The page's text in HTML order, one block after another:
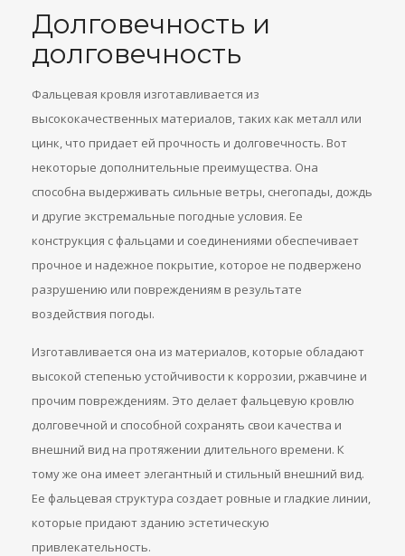
Долговечность и
долговечность
Фальцевая кровля изготавливается из
высококачественных материалов, таких как металл или
цинк, что придает ей прочность и долговечность. Вот
некоторые дополнительные преимущества. Она
способна выдерживать сильные ветры, снегопады, дождь
и другие экстремальные погодные условия. Ее
конструкция с фальцами и соединениями обеспечивает
прочное и надежное покрытие, которое не подвержено
разрушению или повреждениям в результате
воздействия погоды.
Изготавливается она из материалов, которые обладают
высокой степенью устойчивости к коррозии, ржавчине и
прочим повреждениям. Это делает фальцевую кровлю
долговечной и способной сохранять свои качества и
внешний вид на протяжении длительного времени. К
тому же она имеет элегантный и стильный внешний вид.
Ее фальцевая структура создает ровные и гладкие линии,
которые придают зданию эстетическую
привлекательность.